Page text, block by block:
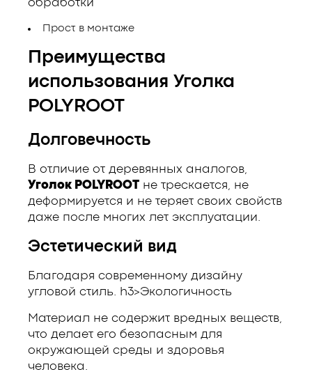
обработки
Прост в монтаже
Преимущества
использования Уголка
POLYROOT
Долговечность
В отличие от деревянных аналогов,
Уголок POLYROOT не трескается, не
деформируется и не теряет своих свойств
даже после многих лет эксплуатации.
Эстетический вид
Благодаря современному дизайну
угловой стиль. h3>Экологичность
Материал не содержит вредных веществ,
что делает его безопасным для
окружающей среды и здоровья
человека.